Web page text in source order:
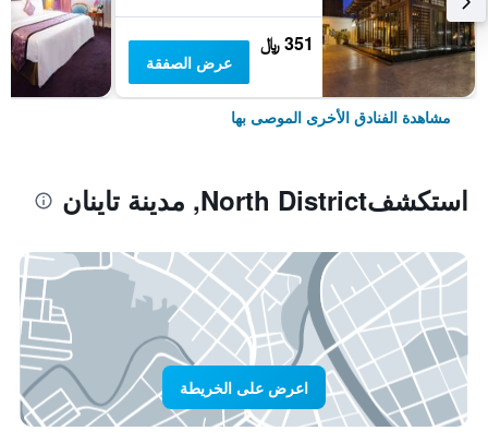
351 ﷼
عرض الصفقة
مشاهدة الفنادق الأخرى الموصى بها
استكشفNorth District, مدينة تاينان
اعرض على الخريطة